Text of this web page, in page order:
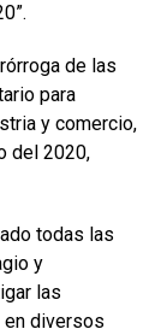
de las
para
y comercio,
del 2020,
todas las
y
las
en diversos